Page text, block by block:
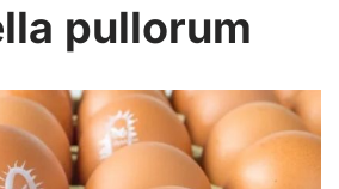
pullorum